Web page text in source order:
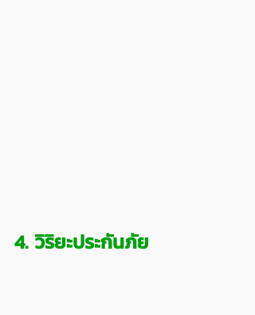
4. วิริยะประกันภัย